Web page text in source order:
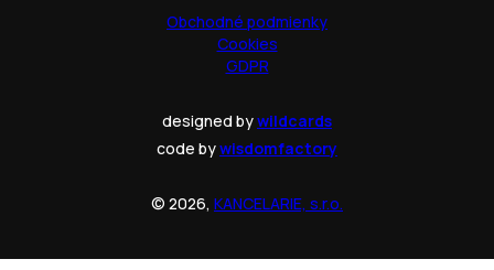
Obchodné podmienky
Cookies
GDPR
designed bywildcards
code bywisdomfactory
© 2026, KANCELARIE, s.r.o.